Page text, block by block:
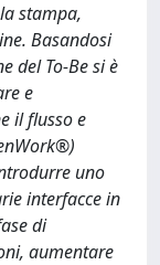
stampa,
Basandosi
del To-Be si è
e
il flusso e
uno
interfacce in
di
aumentare